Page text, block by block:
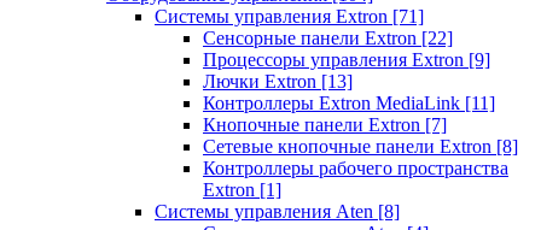
Системы управления Extron [71]
Сенсорные панели Extron [22]
Процессоры управления Extron [9]
Лючки Extron [13]
Контроллеры Extron MediaLink [11]
Кнопочные панели Extron [7]
Сетевые кнопочные панели Extron [8]
Контроллеры рабочего пространства
Extron [1]
Системы управления Aten [8]